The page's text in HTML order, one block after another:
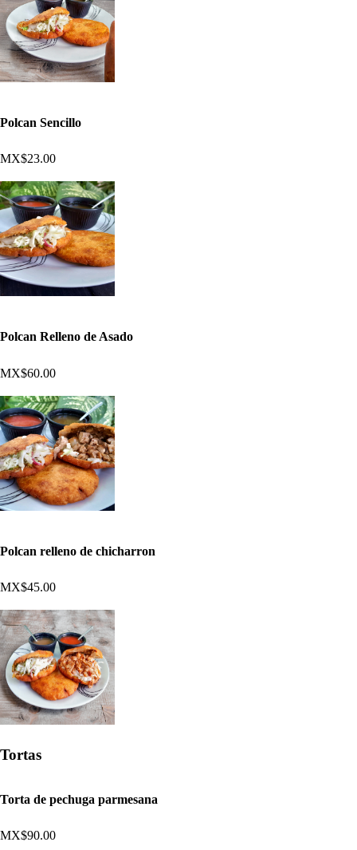
Polcan Sencillo
MX$23.00
Polcan Relleno de Asado
MX$60.00
Polcan relleno de chicharron
MX$45.00
Tortas
Torta de pechuga parmesana
MX$90.00